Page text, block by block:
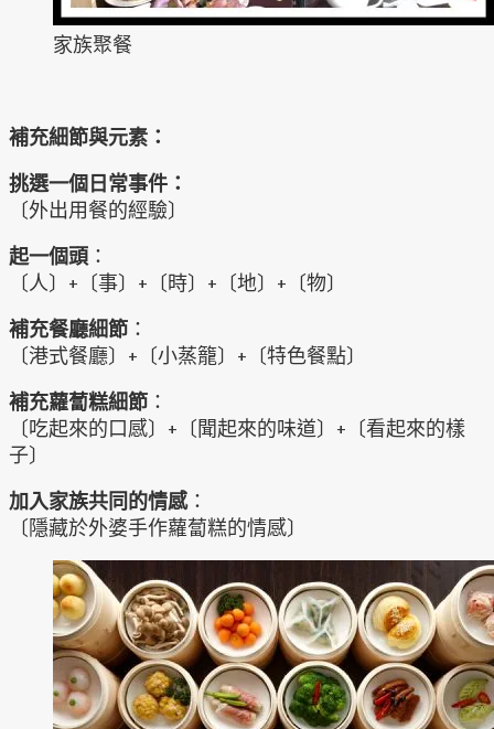
家族聚餐
補充細節與元素：
挑選一個日常事件：
〔外出用餐的經驗〕
起一個頭 ：
〔人〕+〔事〕+〔時〕+〔地〕+〔物〕
補充餐廳細節 ：
〔港式餐廳〕+〔小蒸籠〕+〔特色餐點〕
補充蘿蔔糕細節 ：
〔吃起來的口感〕+〔聞起來的味道〕+〔看起來的樣
子〕
加入家族共同的情感：
〔隱藏於外婆手作蘿蔔糕的情感〕